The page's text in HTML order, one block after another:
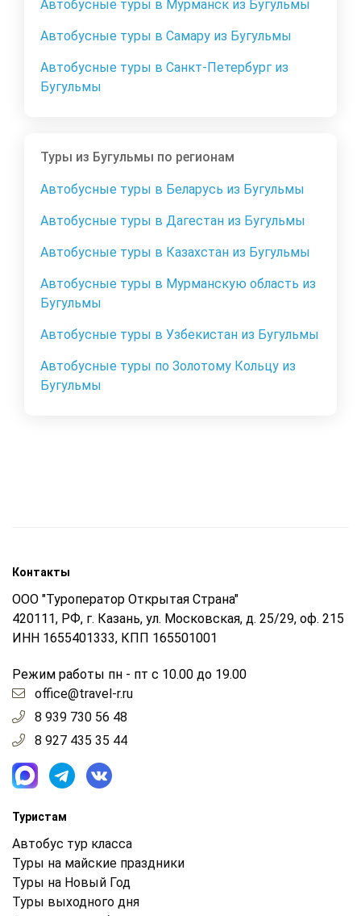
Автобусные туры в Мурманск из Бугульмы
Автобусные туры в Самару из Бугульмы
Автобусные туры в Санкт-Петербург из
Бугульмы
Туры из Бугульмы по регионам
Автобусные туры в Беларусь из Бугульмы
Автобусные туры в Дагестан из Бугульмы
Автобусные туры в Казахстан из Бугульмы
Автобусные туры в Мурманскую область из
Бугульмы
Автобусные туры в Узбекистан из Бугульмы
Автобусные туры по Золотому Кольцу из
Бугульмы
Контакты
ООО "Туроператор Открытая Страна"
420111, РФ, г. Казань, ул. Московская, д. 25/29, оф. 215
ИНН 1655401333, КПП 165501001
Режим работы пн - пт с 10.00 до 19.00
office@travel-r.ru
8 939 730 56 48
8 927 435 35 44
Туристам
Автобус тур класса
Туры на майские праздники
Туры на Новый Год
Туры выходного дня